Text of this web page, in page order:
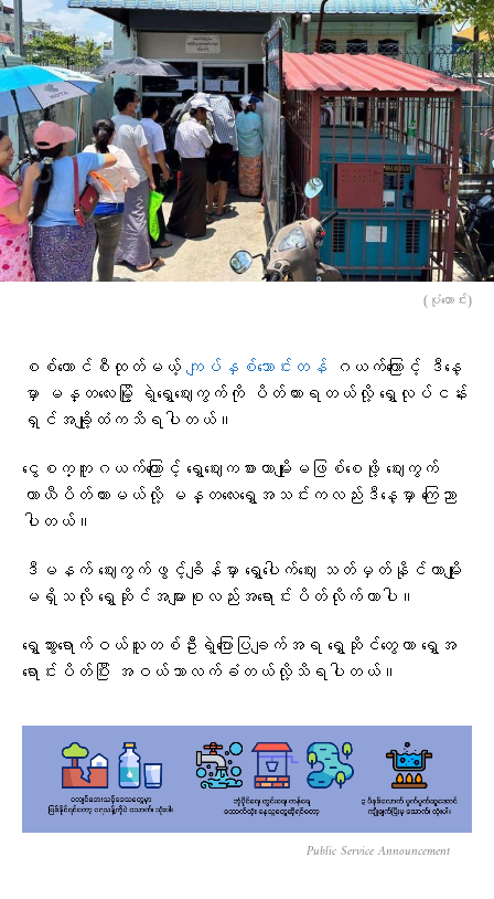
(ပုံဟောင်း)
စစ်ကောင်စီထုတ်မယ့်ကျပ်နှစ်သောင်းတန် ဂယက်ကြောင့် ဒီနေ့
မှာ မန္တလေးမြို့ ရဲ့ရွှေဈေးကွက်ကို ပိတ်ထားရတယ်လို့ ရွှေလုပ်ငန်း
ရှင်အချို့ထံကသိရပါတယ်။
ငွေစက္ကူဂယက်ကြောင့် ရွှေဈေးကစားတာမျိုးမဖြစ်စေဖို့ ဈေးကွက်
ယာယီပိတ်ထားမယ်လို့ မန္တလေးရွှေအသင်းကလည်းဒီနေ့မှာ ကြေညာ
ပါတယ်။
ဒီမနက် ဈေးကွက်ဖွင့်ချိန်မှာ ရွှေပေါက်ဈေး သတ်မှတ်နိုင်တာမျိုး
မရှိသလို ရွှေဆိုင်အများစုလည်းအရောင်းပိတ်လိုက်တာပါ။
ရွှေသွားရောက်ဝယ်သူတစ်ဦးရဲ့ပြောပြချက်အရ ရွှေဆိုင်တွေဟာ ရွှေအ
ရောင်းပိတ်ပြီး အဝယ်သာလက်ခံတယ်လို့သိရပါတယ်။
Public Service Announcement